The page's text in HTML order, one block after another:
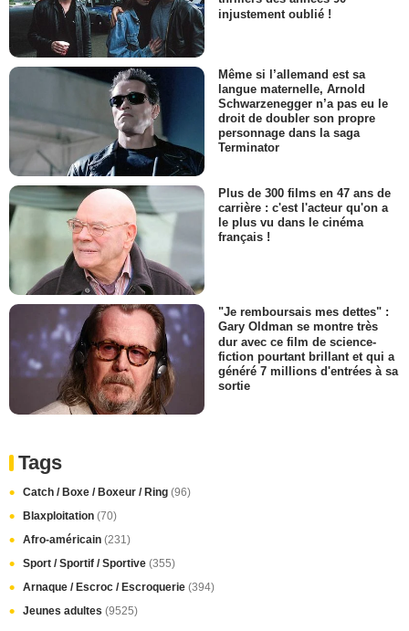
injustement oublié !
Même si l’allemand est sa
langue maternelle, Arnold
Schwarzenegger n’a pas eu le
droit de doubler son propre
personnage dans la saga
Terminator
Plus de 300 films en 47 ans de
carrière : c'est l'acteur qu'on a
le plus vu dans le cinéma
français !
"Je remboursais mes dettes" :
Gary Oldman se montre très
dur avec ce film de science-
fiction pourtant brillant et qui a
généré 7 millions d'entrées à sa
sortie
Tags
Catch / Boxe / Boxeur / Ring (96)
Blaxploitation (70)
Afro-américain (231)
Sport / Sportif / Sportive (355)
Arnaque / Escroc / Escroquerie (394)
Jeunes adultes (9525)